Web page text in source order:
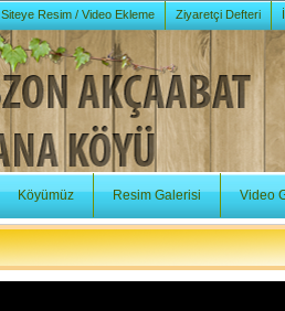
Siteye Resim / Video Ekleme Ziyaretçi Defteri
Köyümüz Resim Galerisi Video